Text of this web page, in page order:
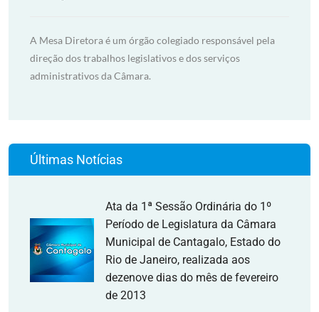
A Mesa Diretora é um órgão colegiado responsável pela
direção dos trabalhos legislativos e dos serviços
administrativos da Câmara.
Últimas Notícias
Ata da 1ª Sessão Ordinária do 1º
Período de Legislatura da Câmara
Municipal de Cantagalo, Estado do
Rio de Janeiro, realizada aos
dezenove dias do mês de fevereiro
de 2013